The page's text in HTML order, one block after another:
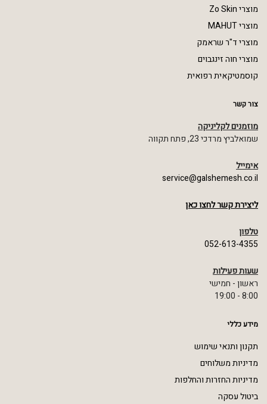
מוצרי Zo Skin
מוצרי MAHUT
מוצרי ד"ר שראמק
מוצרי חוה זינגבוים
קוסמטיקאית רפואית
צור קשר
מוזמנים לקליניקה
שמואלביץ מרדכי 23, פתח תקווה
אימייל
service@galshemesh.co.il
ליצירת קשר לחצו כאן
טלפון
052-613-4355
שעות פעילות
ראשון - חמישי
8:00 - 19:00
מידע כללי
תקנון ותנאי שימוש
מדיניות משלוחים
מדיניות החזרות והחלפות
ביטול עסקה